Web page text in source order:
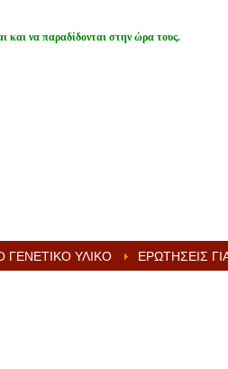
και να παραδίδονται στην ώρα τους.
ΓΕΝΕΤΙΚΌ ΥΛΙΚΌ ΕΡΩΤΉΣΕΙΣ